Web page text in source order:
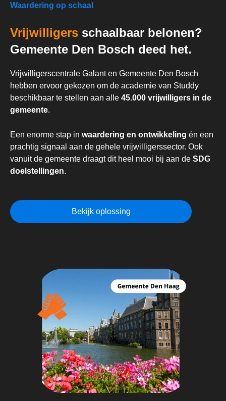
Waardering op schaal
Vrijwilligers schaalbaar belonen?
Gemeente Den Bosch deed het.
Vrijwilligerscentrale Galant en Gemeente Den Bosch
hebben ervoor gekozen om de academie van Studdy
beschikbaar te stellen aan alle 45.000 vrijwilligers in de
gemeente.
Een enorme stap in waardering en ontwikkeling én een
prachtig signaal aan de gehele vrijwilligerssector. Ook
vanuit de gemeente draagt dit heel mooi bij aan de SDG
doelstellingen.
Bekijk oplossing